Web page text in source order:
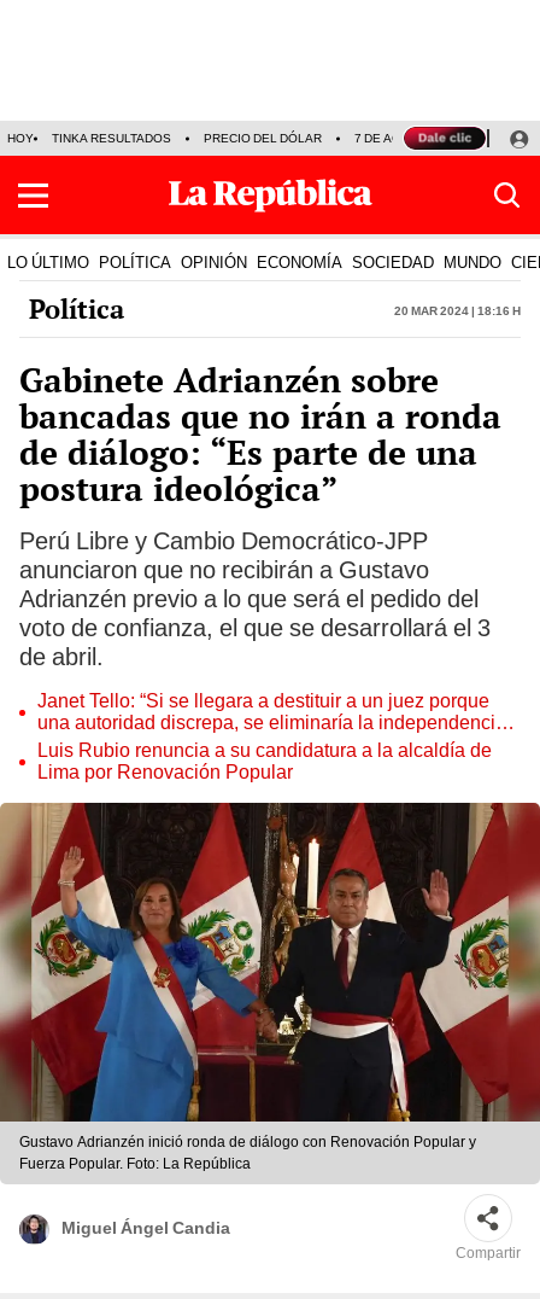
HOY TINKA RESULTADOS PRECIO DEL DÓLAR 7 DE AGOSTO OLLANTA
LO ÚLTIMO POLÍTICA OPINIÓN ECONOMÍA SOCIEDAD MUNDO
Política 20 Mar 2024 | 18:16 h
Gabinete Adrianzén sobre
bancadas que no irán a ronda
de diálogo: “Es parte de una
postura ideológica”
Perú Libre y Cambio Democrático-JPP
anunciaron que no recibirán a Gustavo
Adrianzén previo a lo que será el pedido del
voto de confianza, el que se desarrollará el 3
de abril.
Janet Tello: “Si se llegara a destituir a un juez porque
una autoridad discrepa, se eliminaría la independencia
judicial”
Luis Rubio renuncia a su candidatura a la alcaldía de
Lima por Renovación Popular
Gustavo Adrianzén inició ronda de diálogo con Renovación Popular y
Fuerza Popular. Foto: La República
Miguel Ángel Candia
Compartir